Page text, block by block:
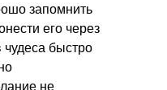
запомнить
его через
чудеса быстро
не